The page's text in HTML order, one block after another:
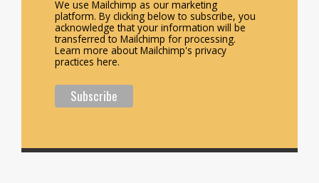
We use Mailchimp as our marketing
platform. By clicking below to subscribe, you
acknowledge that your information will be
transferred to Mailchimp for processing.
Learn more about Mailchimp's privacy
practices here.